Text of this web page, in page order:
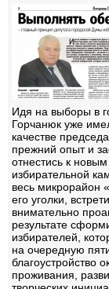
Идя на выборы в
Горчанюк уже
качестве
прежний опыт и
отнестись к
избирательной
весь микрорайон
его уголки,
внимательно
результате
избирателей,
на очередную
благоустройство
проживания,